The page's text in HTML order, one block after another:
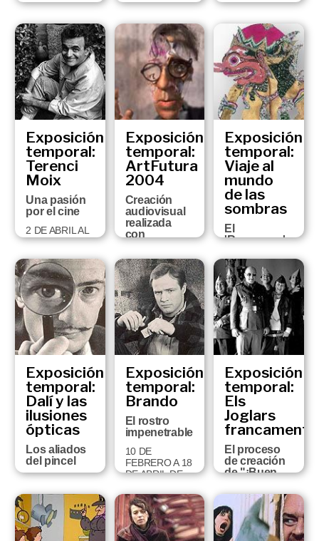
23 DE
11 DE JUNIO
DE 2006
24 DE
2005 AL 5 DE
FEBRERO DE
2006
2 DE
OCTUBRE DE
2005
Exposición
temporal:
Terenci
Moix
Una pasión
por el cine
2 DE ABRIL AL
12 DE JUNIO
Exposición
temporal:
ArtFutura
2004
Creación
audiovisual
realizada
con
tecnologías
de última
generación
18 DE
FEBRERO A 13
DE MARZO
DEL 2005
Exposición
temporal:
Viaje al
mundo
de las
sombras
El
'Ramayana'
24 DE
NOVIEMBRE
DEL 2004 AL
30 DE ENERO
DE 2005
Exposición
temporal:
Dalí y las
ilusiones
ópticas
Los aliados
del pincel
15 DE JUNIO
AL 1 DE
NOVIEMBRE
DE 2004
Exposición
temporal:
Brando
El rostro
impenetrable
10 DE
FEBRERO A 18
DE ABRIL DE
Exposición
temporal:
Els
Joglars
francamente
El proceso
de creación
de "¡Buen
Excelencia!".
Fotografías
de Jordi
Bover